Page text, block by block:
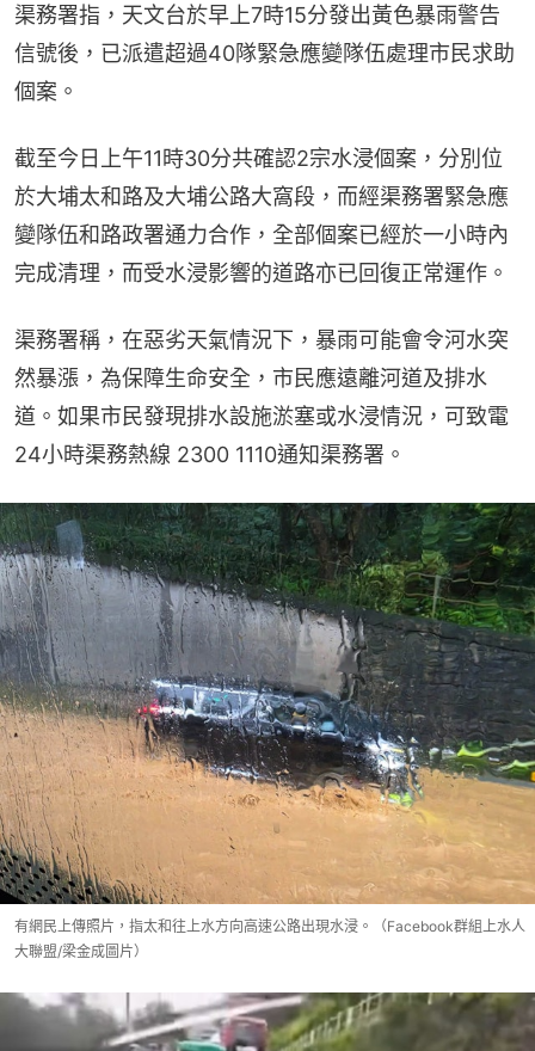
渠務署指，天文台於早上7時15分發出黃色暴雨警告
信號後，已派遣超過40隊緊急應變隊伍處理市民求助
個案。
截至今日上午11時30分共確認2宗水浸個案，分別位
於大埔太和路及大埔公路大窩段，而經渠務署緊急應
變隊伍和路政署通力合作，全部個案已經於一小時內
完成清理，而受水浸影響的道路亦已回復正常運作。
渠務署稱，在惡劣天氣情況下，暴雨可能會令河水突
然暴漲，為保障生命安全，市民應遠離河道及排水
道。如果市民發現排水設施淤塞或水浸情況，可致電
24小時渠務熱線 2300 1110通知渠務署。
有網民上傳照片，指太和往上水方向高速公路出現水浸。（Facebook群組上水人
大聯盟/梁金成圖片）